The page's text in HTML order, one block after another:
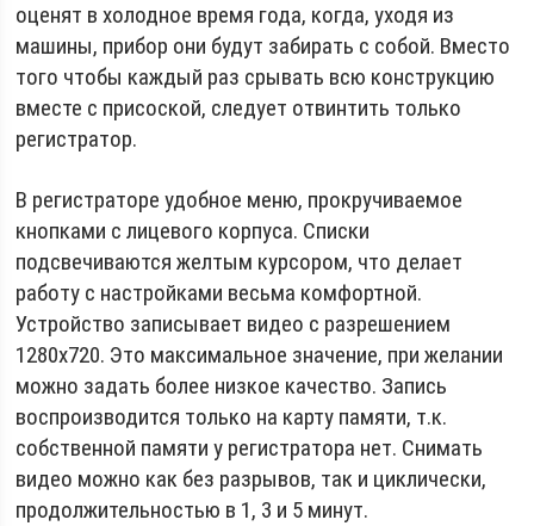
оценят в холодное время года, когда, уходя из
машины, прибор они будут забирать с собой. Вместо
того чтобы каждый раз срывать всю конструкцию
вместе с присоской, следует отвинтить только
регистратор.
В регистраторе удобное меню, прокручиваемое
кнопками с лицевого корпуса. Списки
подсвечиваются желтым курсором, что делает
работу с настройками весьма комфортной.
Устройство записывает видео с разрешением
1280х720. Это максимальное значение, при желании
можно задать более низкое качество. Запись
воспроизводится только на карту памяти, т.к.
собственной памяти у регистратора нет. Снимать
видео можно как без разрывов, так и циклически,
продолжительностью в 1, 3 и 5 минут.